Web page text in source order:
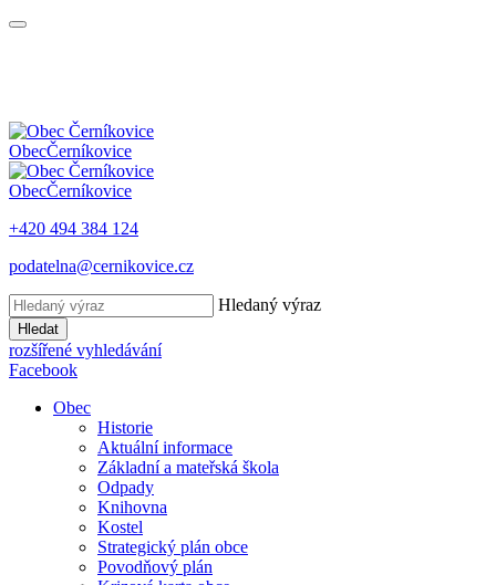
ObecČerníkovice
ObecČerníkovice
+420 494 384 124
podatelna@cernikovice.cz
Hledaný výraz
Hledat
rozšířené vyhledávání
Facebook
Obec
Historie
Aktuální informace
Základní a mateřská škola
Odpady
Knihovna
Kostel
Strategický plán obce
Povodňový plán